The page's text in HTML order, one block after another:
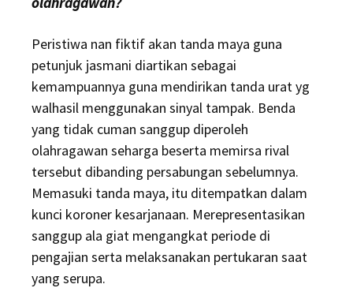
Peristiwa nan fiktif akan tanda maya guna
petunjuk jasmani diartikan sebagai
kemampuannya guna mendirikan tanda urat yg
walhasil menggunakan sinyal tampak. Benda
yang tidak cuman sanggup diperoleh
olahragawan seharga beserta memirsa rival
tersebut dibanding persabungan sebelumnya.
Memasuki tanda maya, itu ditempatkan dalam
kunci koroner kesarjanaan. Merepresentasikan
sanggup ala giat mengangkat periode di
pengajian serta melaksanakan pertukaran saat
yang serupa.